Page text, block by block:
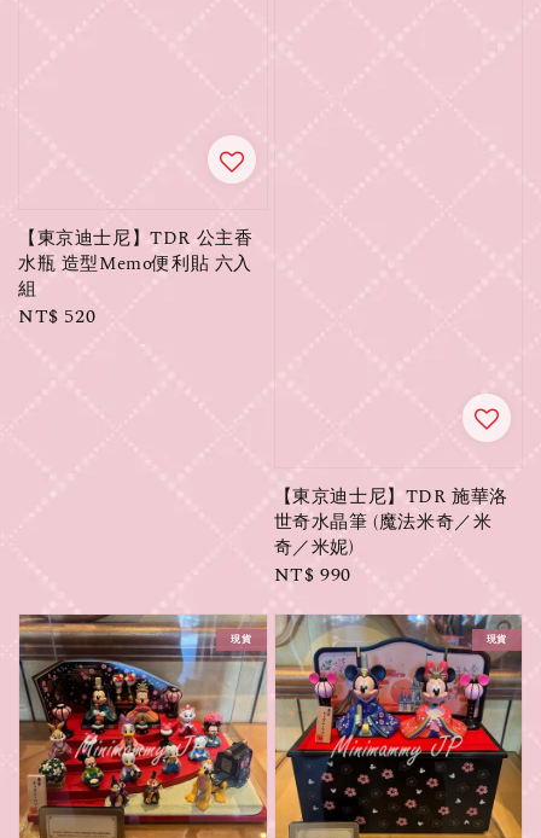
【東京迪士尼】TDR 公主香
水瓶 造型Memo便利貼 六入
組
Regular
NT$ 520
【東京迪士尼】TDR 施華洛
世奇水晶筆 (魔法米奇／米
奇／米妮)
Regular
NT$ 990
現貨 現貨